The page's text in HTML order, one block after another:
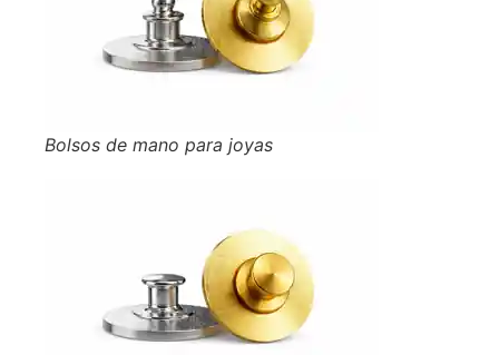
Bolsos de mano para joyas